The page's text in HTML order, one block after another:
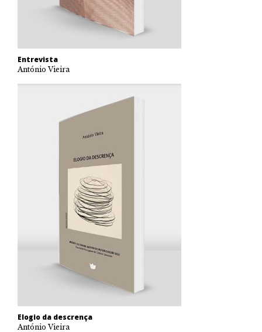
Entrevista
António Vieira
Elogio da descrença
António Vieira